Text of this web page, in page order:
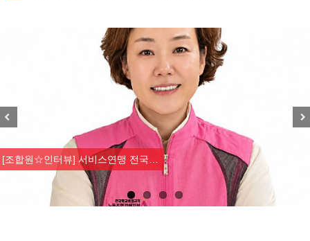
[조합원☆인터뷰] 서비스연맹 전국…